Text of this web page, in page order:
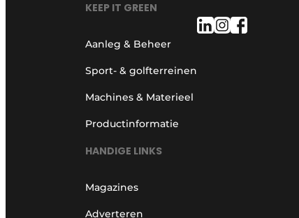
KEEP IT GREEN
Aanleg & Beheer
Sport- & golfterreinen
Machines & Materieel
Productinformatie
HANDIGE LINKS
Magazines
Adverteren